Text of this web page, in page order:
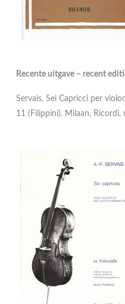
Recente uitgave – recent
Servais, Sei Capricci per
11 (Filippini). Milaan, Ricordi,